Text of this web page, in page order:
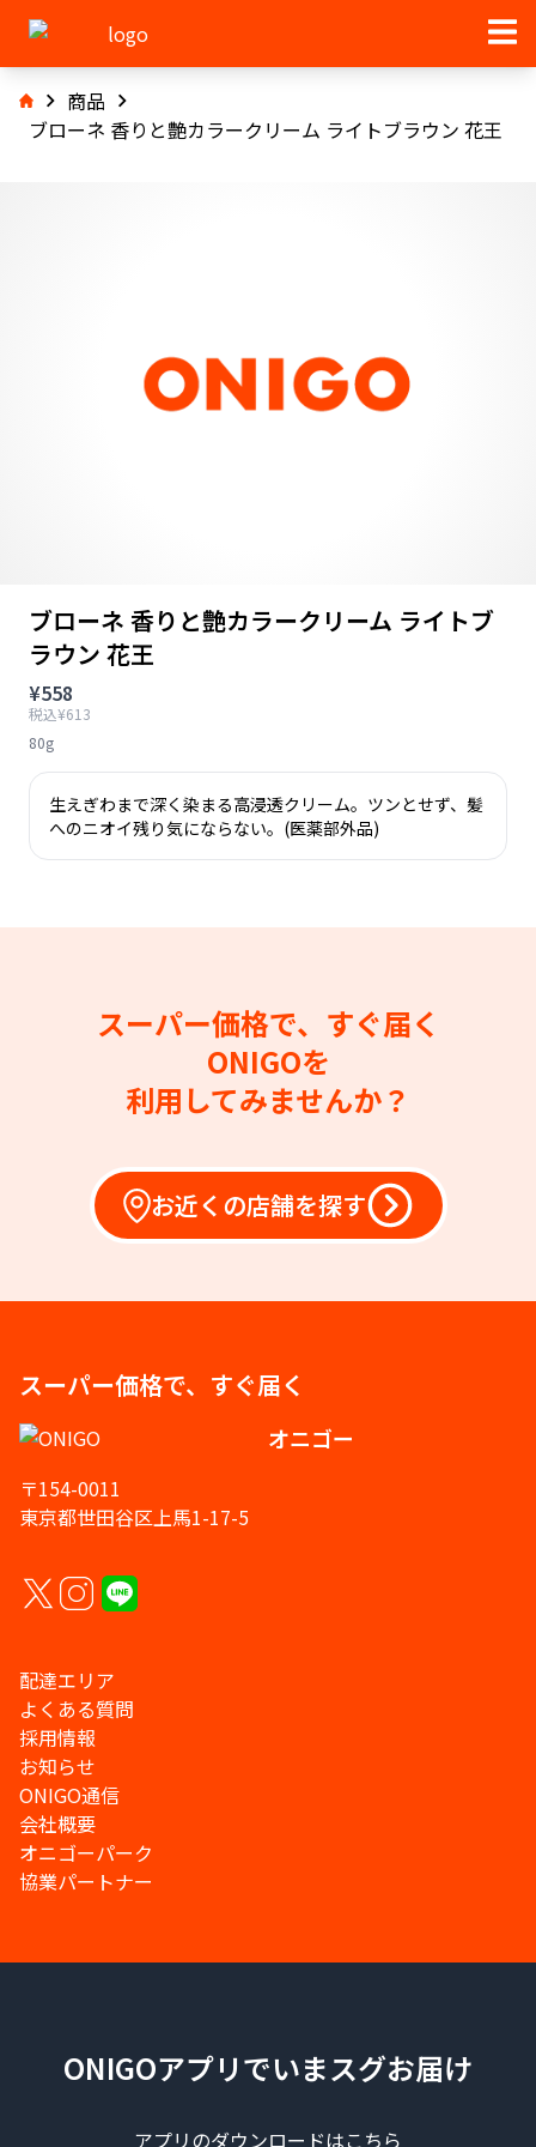
商品
ブローネ 香りと艶カラークリーム ライトブラウン 花王
ブローネ 香りと艶カラークリーム ライトブ
ラウン 花王
¥558
税込¥613
80g
生えぎわまで深く染まる高浸透クリーム。ツンとせず、髪
へのニオイ残り気にならない。(医薬部外品)
スーパー価格で、すぐ届く
ONIGOを
利用してみませんか？
お近くの店舗を探す
スーパー価格で、すぐ届く
オニゴー
〒154-0011
東京都世田谷区上馬1-17-5
配達エリア
よくある質問
採用情報
お知らせ
ONIGO通信
会社概要
オニゴーパーク
協業パートナー
ONIGOアプリでいまスグお届け
アプリのダウンロードはこちら